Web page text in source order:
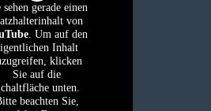
sehen gerade einen
von
. Um auf den
Inhalt
klicken
Sie auf die
unten.
beachten Sie,